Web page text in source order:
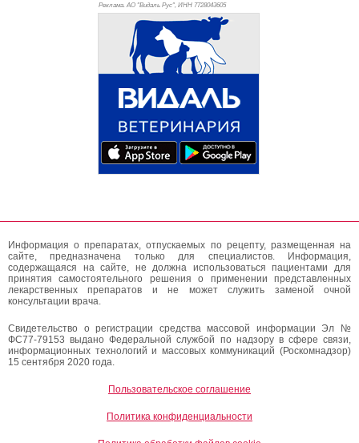
Реклама. АО "Видаль Рус", ИНН 7728043605
Информация о препаратах, отпускаемых по рецепту, размещенная на
сайте, предназначена только для специалистов. Информация,
содержащаяся на сайте, не должна использоваться пациентами для
принятия самостоятельного решения о применении представленных
лекарственных препаратов и не может служить заменой очной
консультации врача.
Свидетельство о регистрации средства массовой информации Эл №
ФС77-79153 выдано Федеральной службой по надзору в сфере связи,
информационных технологий и массовых коммуникаций (Роскомнадзор)
15 сентября 2020 года.
Пользовательское соглашение
Политика конфиденциальности